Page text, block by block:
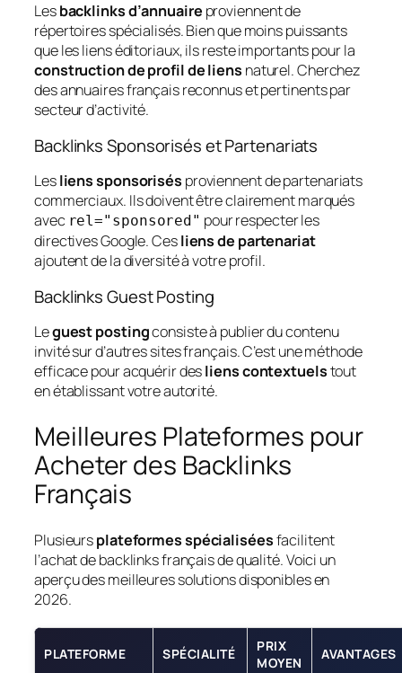
Lesbacklinks d’annuaire proviennent de
répertoires spécialisés. Bien que moins puissants
que les liens éditoriaux, ils reste importants pour la
construction de profil de liens naturel. Cherchez
des annuaires français reconnus et pertinents par
secteur d’activité.
Backlinks Sponsorisés et Partenariats
Lesliens sponsorisés proviennent de partenariats
commerciaux. Ils doivent être clairement marqués
avec rel="sponsored" pour respecter les
directives Google. Cesliens de partenariat
ajoutent de la diversité à votre profil.
Backlinks Guest Posting
Leguest postingconsiste à publier du contenu
invité sur d’autres sites français. C’est une méthode
efficace pour acquérir desliens contextuelstout
en établissant votre autorité.
Meilleures Plateformes pour
Acheter des Backlinks
Français
Plusieursplateformes spécialiséesfacilitent
l’achat de backlinks français de qualité. Voici un
aperçu des meilleures solutions disponibles en
2026.
PLATEFORME SPÉCIALITÉ
PRIX
MOYEN
AVANTAGES